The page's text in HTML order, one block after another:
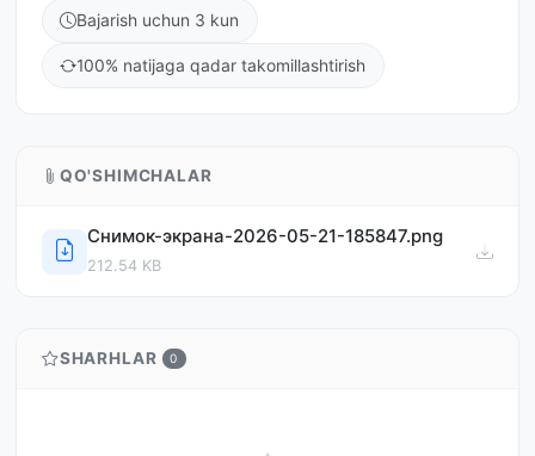
Bajarish uchun 3 kun
100% natijaga qadar takomillashtirish
QO'SHIMCHALAR
Снимок-экрана-2026-05-21-185847.png
212.54 KB
SHARHLAR 0